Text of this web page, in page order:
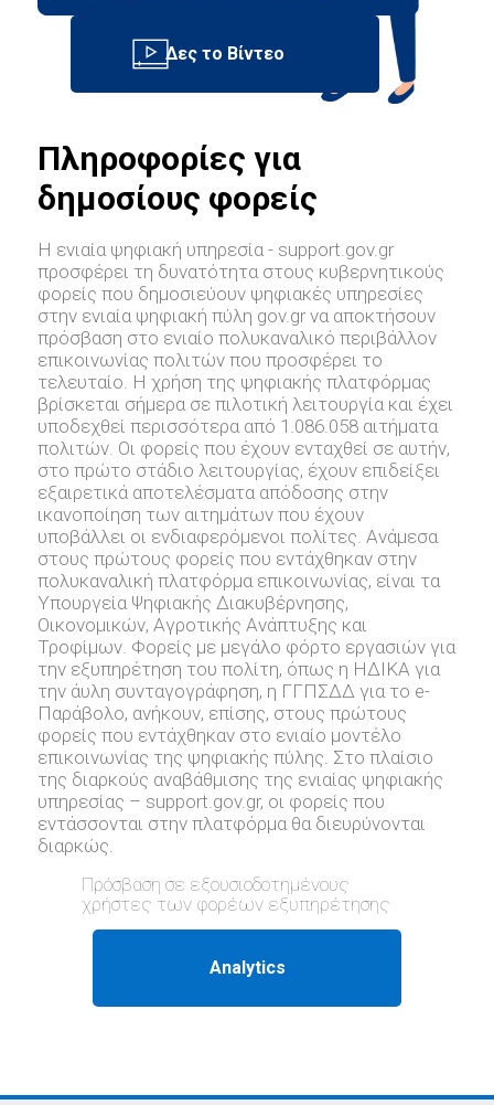
Πληροφορίες για
δημοσίους φορείς
Η ενιαία ψηφιακή υπηρεσία - support.gov.gr
προσφέρει τη δυνατότητα στους κυβερνητικούς
φορείς που δημοσιεύουν ψηφιακές υπηρεσίες
στην ενιαία ψηφιακή πύλη gov.gr να αποκτήσουν
πρόσβαση στο ενιαίο πολυκαναλικό περιβάλλον
επικοινωνίας πολιτών που προσφέρει το
τελευταίο. Η χρήση της ψηφιακής πλατφόρμας
βρίσκεται σήμερα σε πιλοτική λειτουργία και έχει
υποδεχθεί περισσότερα από 1.086.058 αιτήματα
πολιτών. Οι φορείς που έχουν ενταχθεί σε αυτήν,
στο πρώτο στάδιο λειτουργίας, έχουν επιδείξει
εξαιρετικά αποτελέσματα απόδοσης στην
ικανοποίηση των αιτημάτων που έχουν
υποβάλλει οι ενδιαφερόμενοι πολίτες. Ανάμεσα
στους πρώτους φορείς που εντάχθηκαν στην
πολυκαναλική πλατφόρμα επικοινωνίας, είναι τα
Υπουργεία Ψηφιακής Διακυβέρνησης,
Οικονομικών, Αγροτικής Ανάπτυξης και
Τροφίμων. Φορείς με μεγάλο φόρτο εργασιών για
την εξυπηρέτηση του πολίτη, όπως η ΗΔΙΚΑ για
την άυλη συνταγογράφηση, η ΓΓΠΣΔΔ για το e-
Παράβολο, ανήκουν, επίσης, στους πρώτους
φορείς που εντάχθηκαν στο ενιαίο μοντέλο
επικοινωνίας της ψηφιακής πύλης. Στο πλαίσιο
της διαρκούς αναβάθμισης της ενιαίας ψηφιακής
υπηρεσίας – support.gov.gr, oι φορείς που
εντάσσονται στην πλατφόρμα θα διευρύνονται
διαρκώς.
Πρόσβαση σε εξουσιοδοτημένους
χρήστες των φορέων εξυπηρέτησης